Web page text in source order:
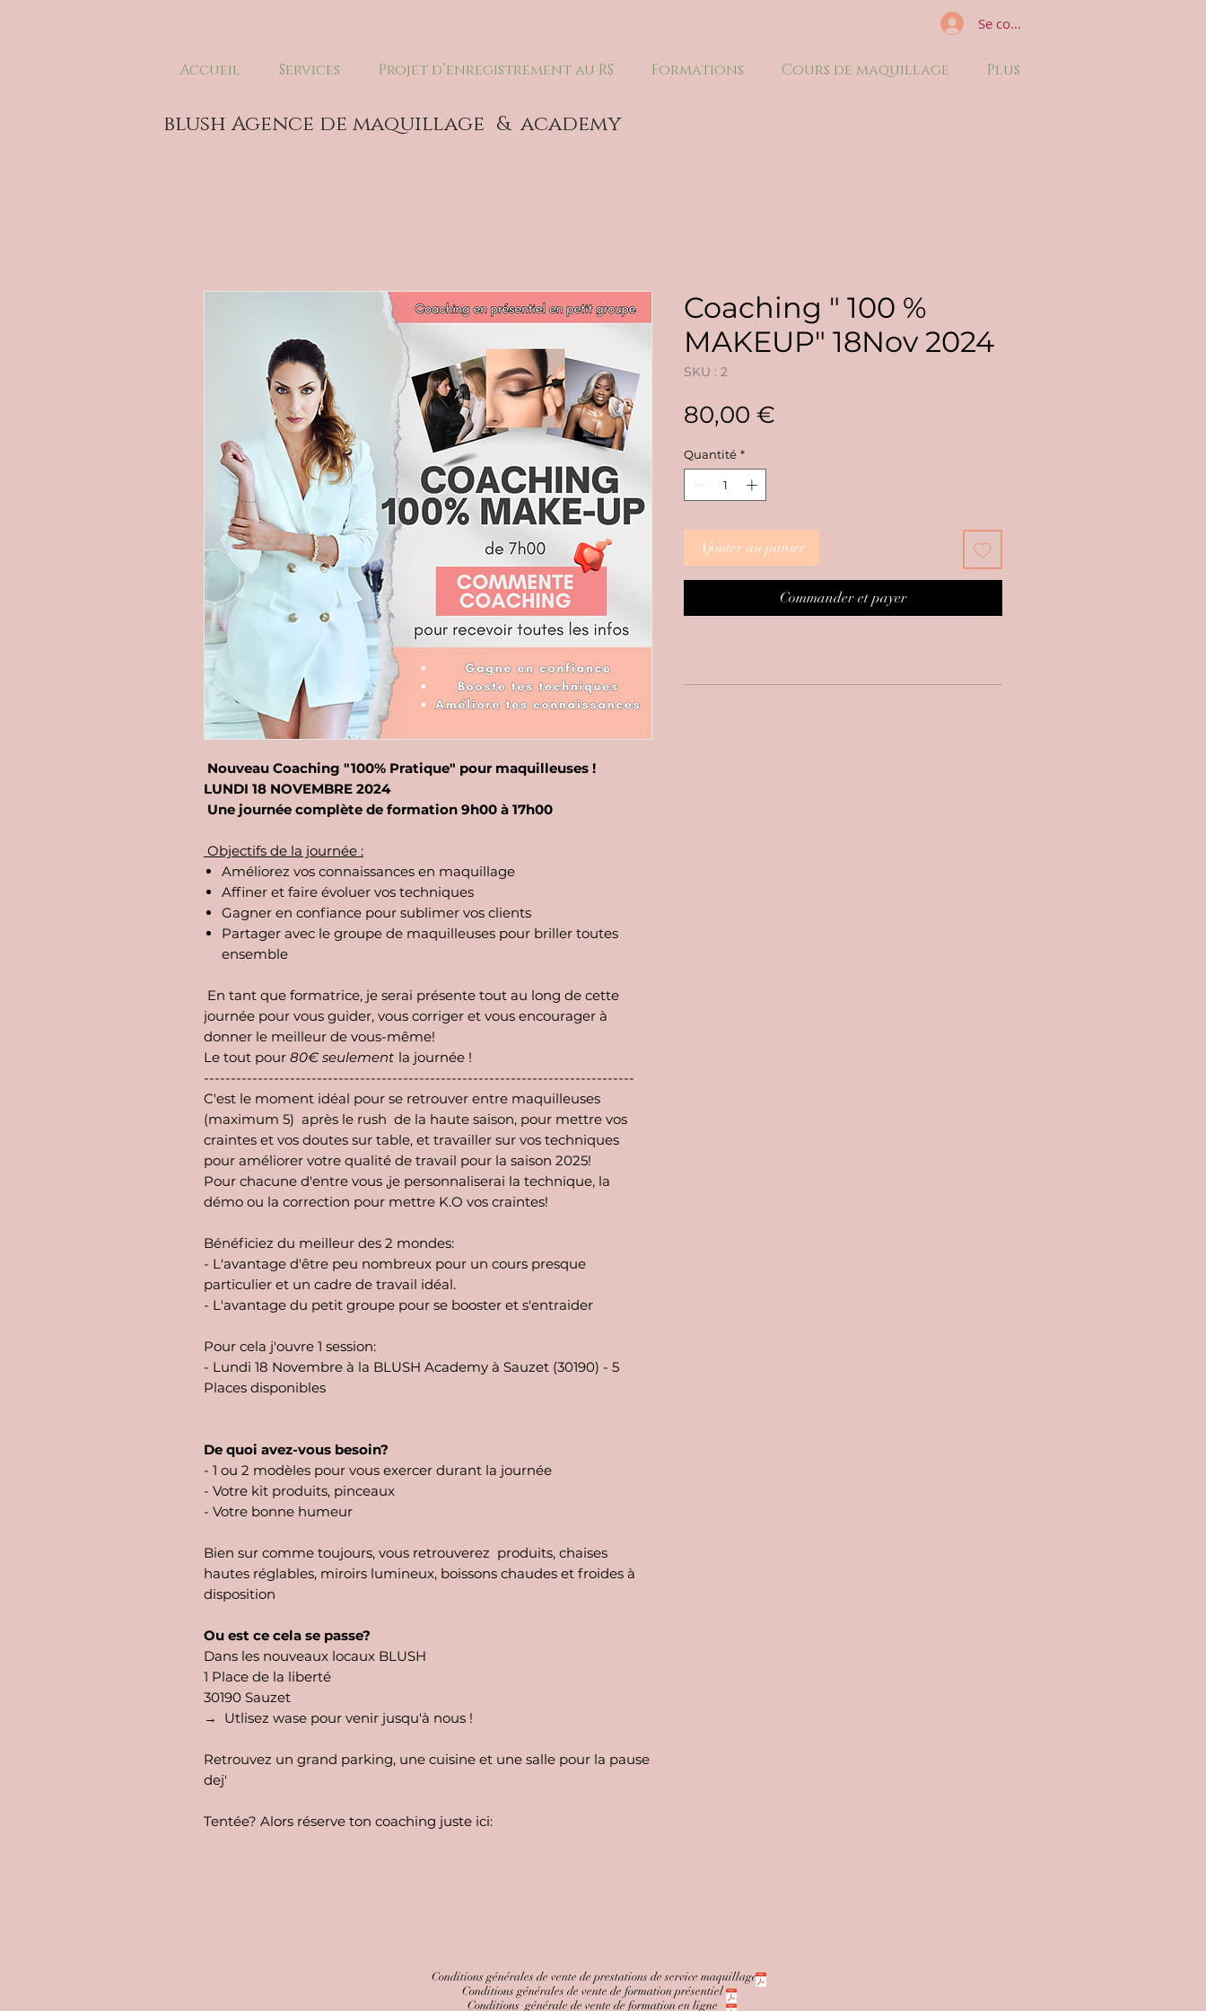
Se connecter
Accueil Services Projet d’enregistrement au RS Formations Cours de maquillage Plus
blush Agence de maquillage & academy
Nouveau Coaching "100% Pratique" pour maquilleuses !
LUNDI 18 NOVEMBRE 2024
Une journée complète de formation 9h00 à 17h00
Objectifs de la journée :
Améliorez vos connaissances en maquillage
Affiner et faire évoluer vos techniques
Gagner en confiance pour sublimer vos clients
Partager avec le groupe de maquilleuses pour briller toutes
ensemble
En tant que formatrice, je serai présente tout au long de cette
journée pour vous guider, vous corriger et vous encourager à
donner le meilleur de vous-même!
Le tout pour 80€ seulement la journée !
--------------------------------------------------------------------------------
C'est le moment idéal pour se retrouver entre maquilleuses
(maximum 5) après le rush de la haute saison, pour mettre vos
craintes et vos doutes sur table, et travailler sur vos techniques
pour améliorer votre qualité de travail pour la saison 2025!
Pour chacune d'entre vous ,je personnaliserai la technique, la
démo ou la correction pour mettre K.O vos craintes!
Bénéficiez du meilleur des 2 mondes:
- L'avantage d'être peu nombreux pour un cours presque
particulier et un cadre de travail idéal.
- L'avantage du petit groupe pour se booster et s'entraider
Pour cela j'ouvre 1 session:
- Lundi 18 Novembre à la BLUSH Academy à Sauzet (30190) - 5
Places disponibles
De quoi avez-vous besoin?
- 1 ou 2 modèles pour vous exercer durant la journée
- Votre kit produits, pinceaux
- Votre bonne humeur
Bien sur comme toujours, vous retrouverez produits, chaises
hautes réglables, miroirs lumineux, boissons chaudes et froides à
disposition
Ou est ce cela se passe?
Dans les nouveaux locaux BLUSH
1 Place de la liberté
30190 Sauzet
→ Utlisez wase pour venir jusqu'à nous !
Retrouvez un grand parking, une cuisine et une salle pour la pause
dej'
Tentée? Alors réserve ton coaching juste ici:
Coaching " 100 %
MAKEUP" 18Nov 2024
SKU : 2
80,00 €
Quantité *
Ajouter au panier
Commander et payer
Conditions générales de vente de prestations de service maquillage
Conditions générales de vente de formation présentiel
Conditions générale de vente de formation en ligne